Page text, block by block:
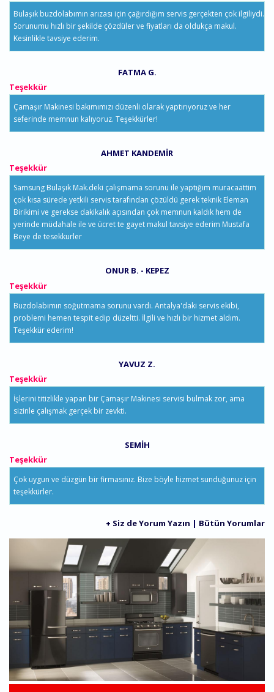
Bulaşık buzdolabımın arızası için çağırdığım servis gerçekten çok ilgiliydi.
Sorunumu hızlı bir şekilde çözdüler ve fiyatları da oldukça makul.
Kesinlikle tavsiye ederim.
FATMA G.
Teşekkür
Çamaşır Makinesi bakımımızı düzenli olarak yaptırıyoruz ve her
seferinde memnun kalıyoruz. Teşekkürler!
AHMET KANDEMIR
Teşekkür
Samsung Bulaşık Mak.deki çalışmama sorunu ile yaptığım muracaattim
çok kısa sürede yetkili servis tarafından çözüldü gerek teknik Eleman
Birikimi ve gerekse dakikalık açısından çok memnun kaldık hem de
yerinde müdahale ile ve ücret te gayet makul tavsiye ederim Mustafa
Beye de tesekkurler
ONUR B. - KEPEZ
Teşekkür
Buzdolabımın soğutmama sorunu vardı. Antalya'daki servis ekibi,
problemi hemen tespit edip düzeltti. İlgili ve hızlı bir hizmet aldım.
Teşekkür ederim!
YAVUZ Z.
Teşekkür
İşlerini titizlikle yapan bir Çamaşır Makinesi servisi bulmak zor, ama
sizinle çalışmak gerçek bir zevkti.
SEMIH
Teşekkür
Çok uygun ve düzgün bir firmasınız. Bize böyle hizmet sunduğunuz için
teşekkürler.
+ Siz de Yorum Yazın | Bütün Yorumlar